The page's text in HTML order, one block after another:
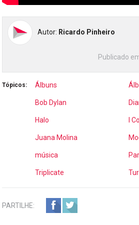
Autor: Ricardo Pinheiro
Publicado
Tópicos: Álbuns
Bob Dylan
Halo I
Juana Molina
música
Triplicate
PARTILHE: